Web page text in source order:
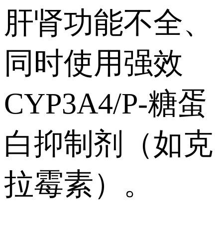
肝肾功能不全、
同时使用强效
CYP3A4/P-糖蛋
白抑制剂（如克
拉霉素）。